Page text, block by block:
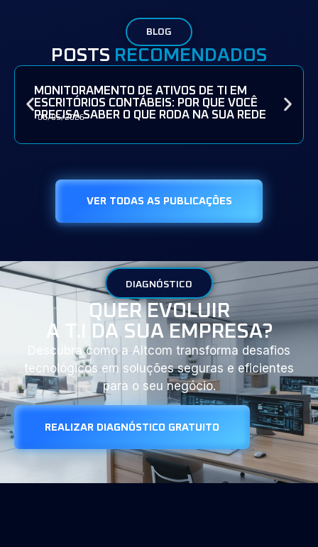
BLOG
POSTS RECOMENDADOS
MONITORAMENTO DE ATIVOS DE TI EM
ESCRITÓRIOS CONTÁBEIS: POR QUE VOCÊ
PRECISA SABER O QUE RODA NA SUA REDE
08/05/2026
VER TODAS AS PUBLICAÇÕES
DIAGNÓSTICO
QUER EVOLUIR
A T.I DA SUA EMPRESA?
Descubra como a Altcom transforma desafios
tecnológicos em soluções seguras e eficientes
para o seu negócio.
REALIZAR DIAGNÓSTICO GRATUITO